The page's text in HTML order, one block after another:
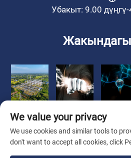
Убакыт: 9.00
We value your privacy
We use cookies and similar tools to
don't want to accept all cookies, click